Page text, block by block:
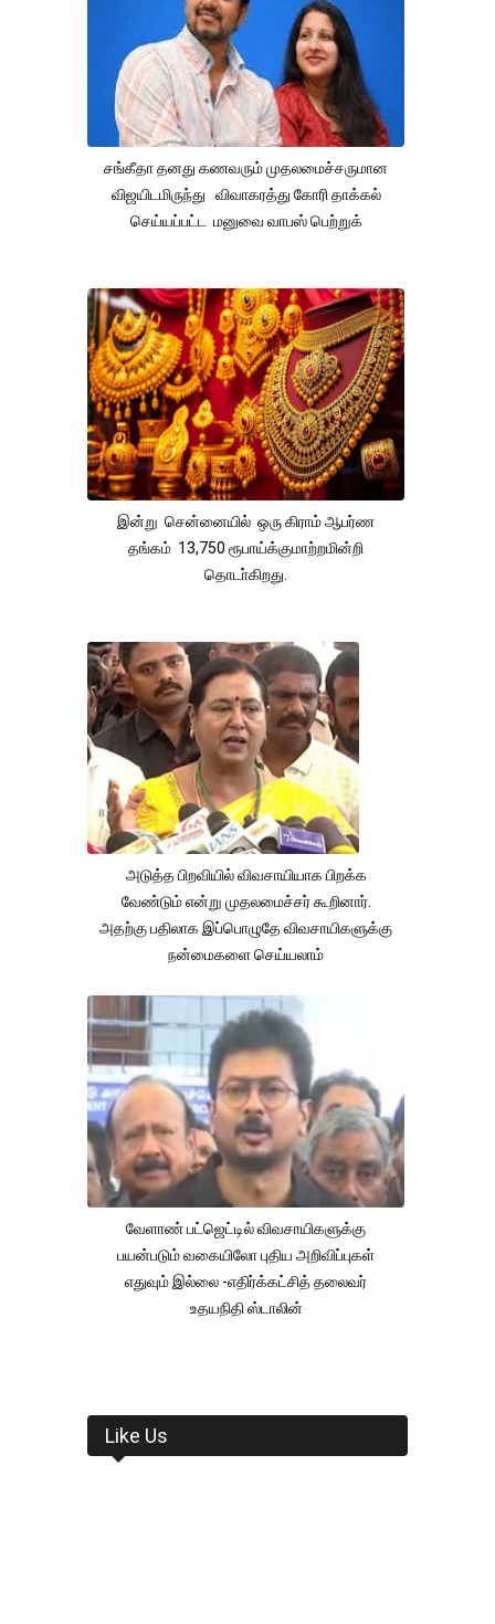
சங்கீதா தனது கணவரும் முதலமைச்சருமான
விஜயிடமிருந்து விவாகரத்து கோரி தாக்கல்
செய்யப்பட்ட மனுவை வாபஸ் பெற்றுக்
இன்று சென்னையில் ஒரு கிராம் ஆபர்ண
தங்கம் 13,750 ரூபாய்க்குமாற்றமின்றி
தொடா்கிறது.
அடுத்த பிறவியில் விவசாயியாக பிறக்க
வேண்டும் என்று முதலமைச்சர் கூறினார்.
அதற்கு பதிலாக இப்பொழுதே விவசாயிகளுக்கு
நன்மைகளை செய்யலாம்
வேளாண் பட்ஜெட்டில் விவசாயிகளுக்கு
பயன்படும் வகையிலோ புதிய அறிவிப்புகள்
எதுவும் இல்லை -எதிர்க்கட்சித் தலைவர்
உதயநிதி ஸ்டாலின்
Like Us